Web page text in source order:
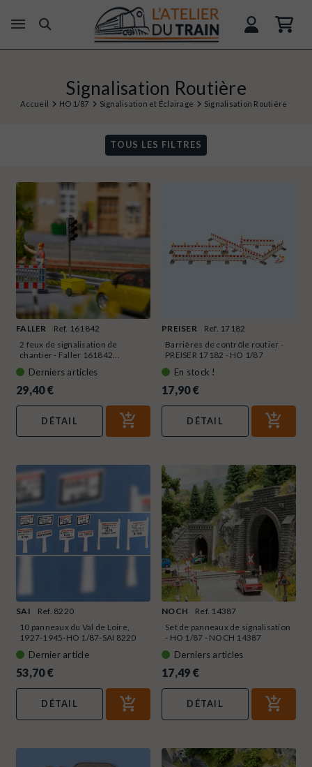
Signalisation Routière
Accueil HO 1/87 Signalisation et Éclairage Signalisation Routière
TOUS LES FILTRES
FALLER
Ref. 161842
2 feux de signalisation de
chantier - Faller 161842...
Derniers articles
29,40 €
DÉTAIL
PREISER
Ref. 17182
Barrières de contrôle routier -
PREISER 17182 - HO 1/87
En stock !
17,90 €
DÉTAIL
SAI
Ref. 8220
10 panneaux du Val de Loire,
1927-1945-HO 1/87-SAI 8220
Dernier article
53,70 €
DÉTAIL
NOCH
Ref. 14387
Set de panneaux de signalisation
- HO 1/87 - NOCH 14387
Derniers articles
17,49 €
DÉTAIL